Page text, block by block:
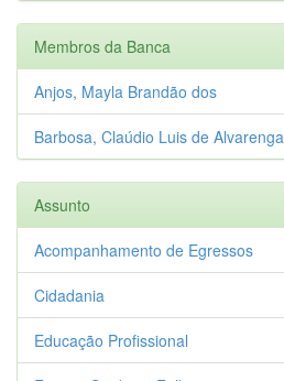
Membros da Banca
Anjos, Mayla Brandão dos
Barbosa, Claúdio Luis de Alvarenga
Assunto
Acompanhamento de Egressos
Cidadania
Educação Profissional